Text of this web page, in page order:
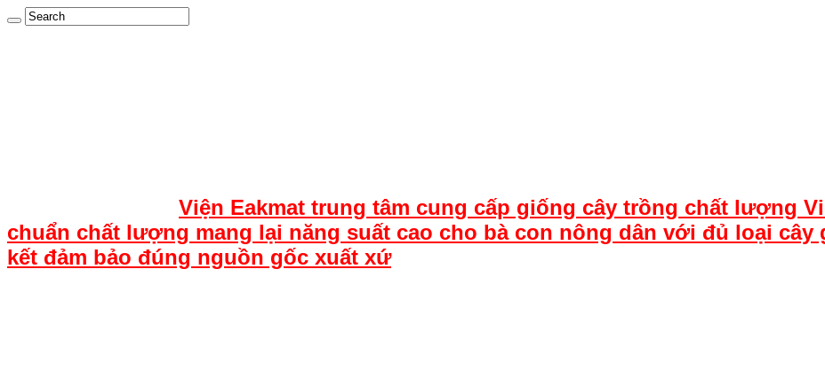
Viện Eakmat trung tâm cung cấp giống cây trồng chất lượng
chuẩn chất lượng mang lại năng suất cao cho bà con nông dân với đủ loại cây
kết đảm bảo đúng nguồn gốc xuất xứ